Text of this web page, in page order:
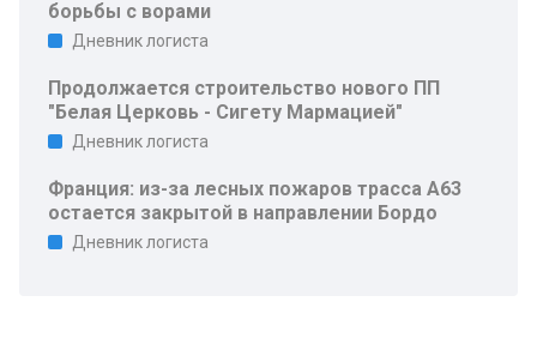
борьбы с ворами
Дневник логиста
Продолжается строительство нового ПП
"Белая Церковь - Сигету Мармацией"
Дневник логиста
Франция: из-за лесных пожаров трасса A63
остается закрытой в направлении Бордо
Дневник логиста